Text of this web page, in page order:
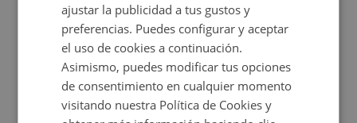
ajustar la publicidad a tus gustos y
preferencias. Puedes configurar y aceptar
el uso de cookies a continuación.
Asimismo, puedes modificar tus opciones
de consentimiento en cualquier momento
visitando nuestra Política de Cookies y